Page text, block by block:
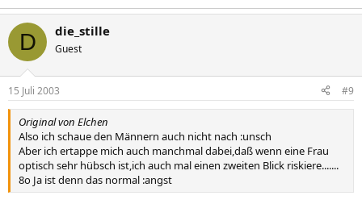
D die_stille
Guest
15 Juli 2003 #9
Original von Elchen
Also ich schaue den Männern auch nicht nach :unsch
Aber ich ertappe mich auch manchmal dabei,daß wenn eine Frau
optisch sehr hübsch ist,ich auch mal einen zweiten Blick riskiere.......
8o Ja ist denn das normal :angst